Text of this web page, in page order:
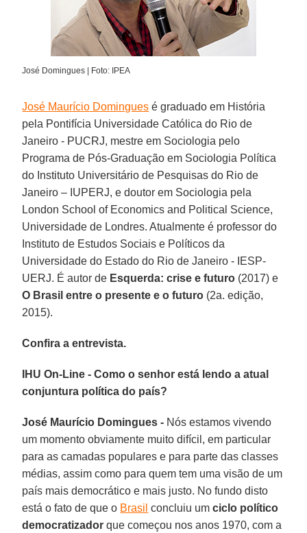
José Domingues | Foto: IPEA
José Maurício Domingues é graduado em História
pela Pontifícia Universidade Católica do Rio de
Janeiro - PUCRJ, mestre em Sociologia pelo
Programa de Pós-Graduação em Sociologia Política
do Instituto Universitário de Pesquisas do Rio de
Janeiro – IUPERJ, e doutor em Sociologia pela
London School of Economics and Political Science,
Universidade de Londres. Atualmente é professor do
Instituto de Estudos Sociais e Políticos da
Universidade do Estado do Rio de Janeiro - IESP-
UERJ. É autor de Esquerda: crise e futuro (2017) e
O Brasil entre o presente e o futuro (2a. edição,
2015).
Confira a entrevista.
IHU On-Line - Como o senhor está lendo a atual
conjuntura política do país?
José Maurício Domingues - Nós estamos vivendo
um momento obviamente muito difícil, em particular
para as camadas populares e para parte das classes
médias, assim como para quem tem uma visão de um
país mais democrático e mais justo. No fundo disto
está o fato de que o Brasil concluiu umciclo político
democratizador que começou nos anos 1970, com a